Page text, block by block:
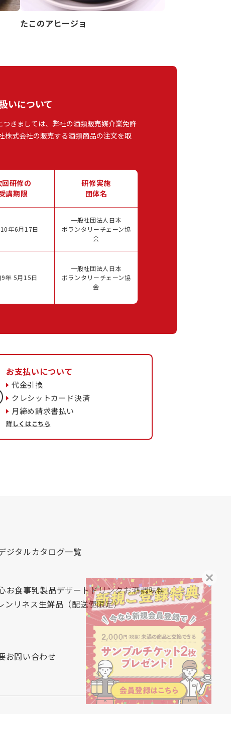
たこのアヒージョ
いについて
きましては、弊社の酒類販売媒介業免許
株式会社の販売する酒類商品の注文を取
回研修の
講期限
研修実施
団体名
年6月17日
一般社団法人日本
ボランタリーチェーン協
会
年 5月15日
一般社団法人日本
ボランタリーチェーン協
会
お支払いについて
代金引換
クレシットカード決済
月締め請求書払い
詳しくはこちら
ジタルカタログ一覧
お食事乳製品デザートドリンクお酒調味料
ンリネス生鮮品（配送便限定）
お問い合わせ